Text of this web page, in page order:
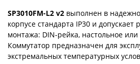
SP3010FM-L2 v2 выполнен в
корпусе стандарта IP30 и
монтажа: DIN-рейка, настольное
Коммутатор предназначен для
экстремальных температурных